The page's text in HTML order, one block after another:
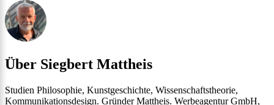
Über Siegbert Mattheis
Studien Philosophie, Kunstgeschichte, Wissenschaftstheorie,
Kommunikationsdesign. Gründer Mattheis. Werbeagentur GmbH,